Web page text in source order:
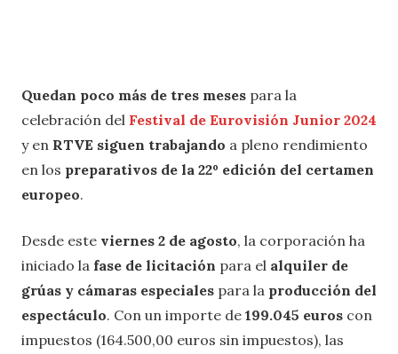
Quedan poco más de tres meses para la
celebración del Festival de Eurovisión Junior 2024
y en RTVE siguen trabajando a pleno rendimiento
en los preparativos de la 22º edición del certamen
europeo.
Desde este viernes 2 de agosto, la corporación ha
iniciado la fase de licitación para el alquiler de
grúas y cámaras especiales para la producción del
espectáculo. Con un importe de 199.045 euros con
impuestos (164.500,00 euros sin impuestos), las